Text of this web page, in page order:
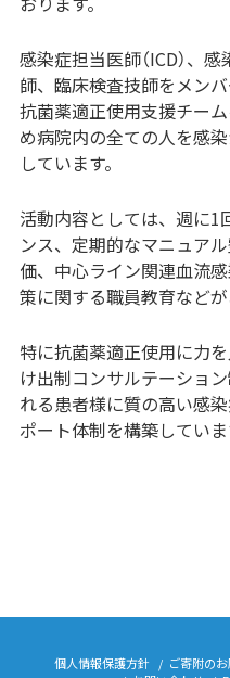
感染症担当医師（ICD）、
師、臨床検査技師をメン
抗菌薬適正使用支援チー
め病院内の全ての人を感
しています。
活動内容としては、週に1
ンス、定期的なマニュア
価、中心ライン関連血流
策に関する職員教育などが
特に抗菌薬適正使用に力
け出制コンサルテーショ
れる患者様に質の高い感
ポート体制を構築していま
個人情報保護方針 ご寄附の